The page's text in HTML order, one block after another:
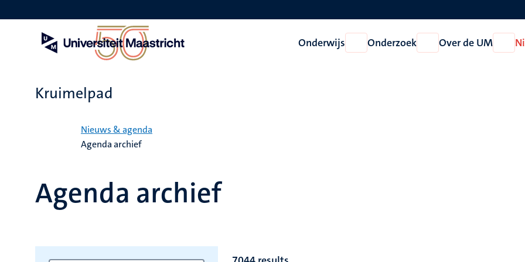
en
Onderwijs
Open
Onderwijs
Onderzoek
Open
Onderzoek
Over de UM
Open
Over
Kruimelpad
Nieuws & agenda
Agenda archief
Agenda archief